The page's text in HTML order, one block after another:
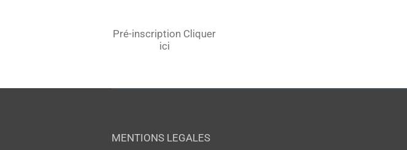
Pré-inscription Cliquer
ici
MENTIONS LEGALES